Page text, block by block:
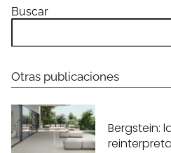
Buscar
Otras publicaciones
Bergstein: